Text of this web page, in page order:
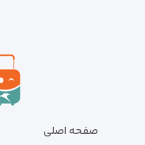
صفحه اصلی